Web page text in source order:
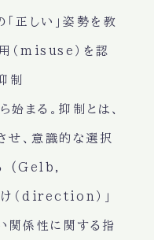
「正しい」姿勢を教
（misuse）を認
制
まる。抑制とは、
せ、意識的な選択
(Gelb,
（direction）」
関係性に関する指